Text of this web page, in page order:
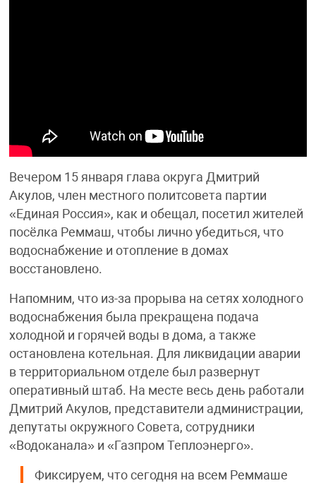
Вечером 15 января глава округа Дмитрий
Акулов, член местного политсовета партии
«Единая Россия», как и обещал, посетил жителей
посёлка Реммаш, чтобы лично убедиться, что
водоснабжение и отопление в домах
восстановлено.
Напомним, что из-за прорыва на сетях холодного
водоснабжения была прекращена подача
холодной и горячей воды в дома, а также
остановлена котельная. Для ликвидации аварии
в территориальном отделе был развернут
оперативный штаб. На месте весь день работали
Дмитрий Акулов, представители администрации,
депутаты окружного Совета, сотрудники
«Водоканала» и «Газпром Теплоэнерго».
Фиксируем, что сегодня на всем Реммаше